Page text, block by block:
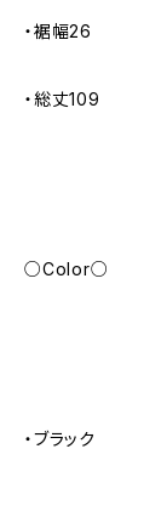
・裾幅26
・総丈109
○Color○
・ブラック